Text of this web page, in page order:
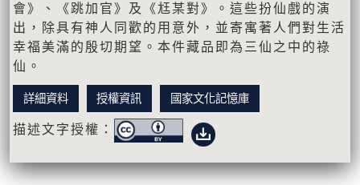
會》、《跳加官》及《尪某對》。這些扮仙戲的演
出，除具有神人同歡的用意外，並寄寓著人們對生活
幸福美滿的殷切期望。本件藏品即為三仙之中的祿
仙。
詳細資料 授權資訊 國家文化記憶庫
描述文字授權：